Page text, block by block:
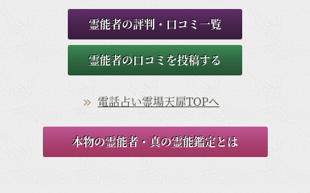
霊能者の評判・口コミ一覧
霊能者の口コミを投稿する
電話占い霊場天扉TOPへ
本物の霊能者・真の霊能鑑定とは